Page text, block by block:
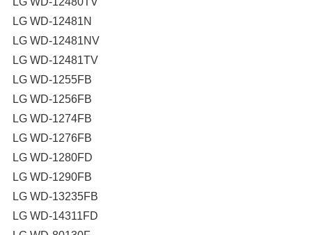
LG WD-12481N
LG WD-12481NV
LG WD-12481TV
LG WD-1255FB
LG WD-1256FB
LG WD-1274FB
LG WD-1276FB
LG WD-1280FD
LG WD-1290FB
LG WD-13235FB
LG WD-14311FD